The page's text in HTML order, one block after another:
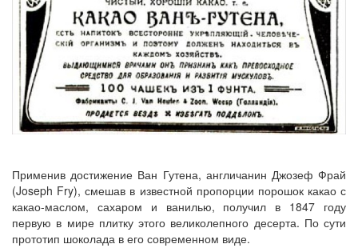
Применив достижение Ван Гутена, англичанин Джозеф Фрай
(Joseph Fry), смешав в известной пропорции порошок какао с
какао-маслом, сахаром и ванилью, получил в 1847 году
первую в мире плитку этого великолепного десерта. По сути
прототип шоколада в его современном виде.